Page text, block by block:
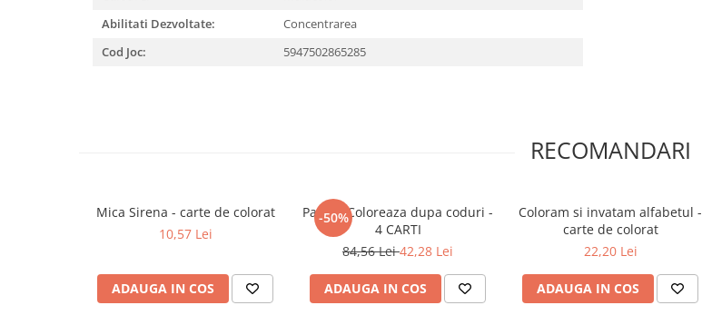
Literatura Romana
Romane de dragoste, Carti
Abilitati Dezvoltate:
Concentrarea
Cod Joc:
5947502865285
RECOMANDARI
Mica Sirena - carte de colorat
10,57 Lei
ADAUGA IN COS
-50%
Pachet Coloreaza dupa coduri -
4 CARTI
84,56 Lei42,28 Lei
ADAUGA IN COS
Coloram si invatam alfabetul -
carte de colorat
22,20 Lei
ADAUGA IN COS